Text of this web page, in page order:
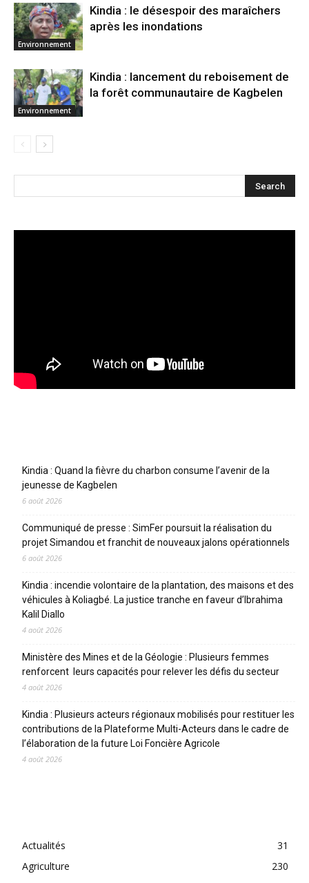
Environnement
Kindia : le désespoir des maraîchers
après les inondations
Environnement
Kindia : lancement du reboisement de
la forêt communautaire de Kagbelen
Kindia : Quand la fièvre du charbon consume l’avenir de la
jeunesse de Kagbelen
6 août 2026
Communiqué de presse : SimFer poursuit la réalisation du
projet Simandou et franchit de nouveaux jalons opérationnels
6 août 2026
Kindia : incendie volontaire de la plantation, des maisons et des
véhicules à Koliagbé. La justice tranche en faveur d’Ibrahima
Kalil Diallo
4 août 2026
Ministère des Mines et de la Géologie : Plusieurs femmes
renforcent leurs capacités pour relever les défis du secteur
4 août 2026
Kindia : Plusieurs acteurs régionaux mobilisés pour restituer les
contributions de la Plateforme Multi-Acteurs dans le cadre de
l’élaboration de la future Loi Foncière Agricole
4 août 2026
Actualités
31
Agriculture
230